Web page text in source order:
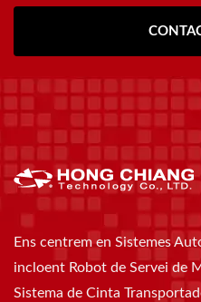
Ens centrem en Sistemes
incloent Robot de Servei de
Sistema de Cinta